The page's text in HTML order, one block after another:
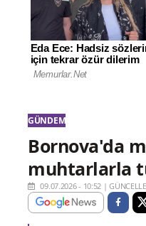
GÜNDEM
Bornova'da
muhtarlarla
09.07.2026 - 10:52 |